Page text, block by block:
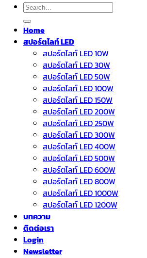
Search
for:
Home
สปอร์ตไลท์ LED
สปอร์ตไลท์ LED 10W
สปอร์ตไลท์ LED 30W
สปอร์ตไลท์ LED 50W
สปอร์ตไลท์ LED 100W
สปอร์ตไลท์ LED 150W
สปอร์ตไลท์ LED 200W
สปอร์ตไลท์ LED 250W
สปอร์ตไลท์ LED 300W
สปอร์ตไลท์ LED 400W
สปอร์ตไลท์ LED 500W
สปอร์ตไลท์ LED 600W
สปอร์ตไลท์ LED 800W
สปอร์ตไลท์ LED 1000W
สปอร์ตไลท์ LED 1200W
บทความ
ติดต่อเรา
Login
Newsletter